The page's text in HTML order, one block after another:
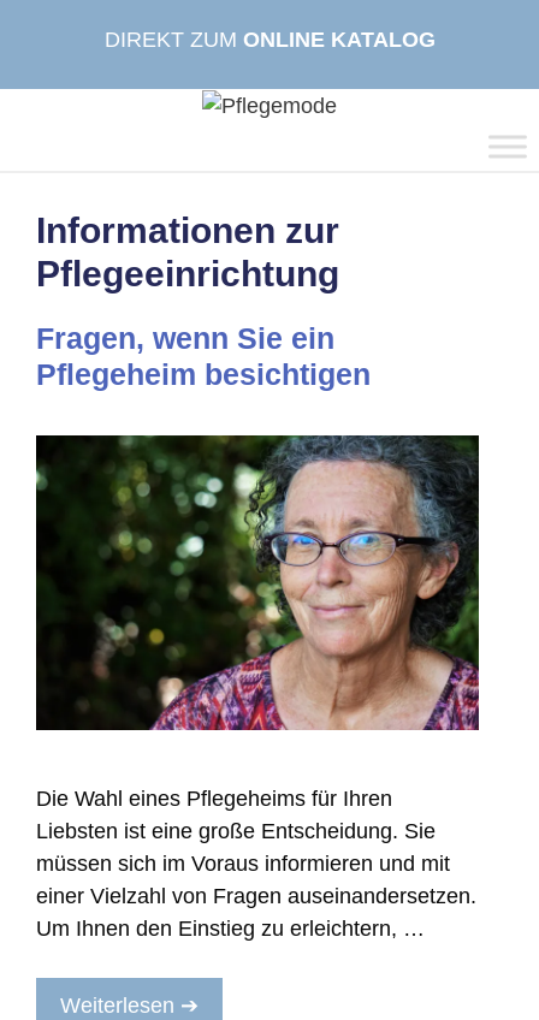
DIREKT ZUM ONLINE KATALOG
Informationen zur
Pflegeeinrichtung
Fragen, wenn Sie ein
Pflegeheim besichtigen
Die Wahl eines Pflegeheims für Ihren
Liebsten ist eine große Entscheidung. Sie
müssen sich im Voraus informieren und mit
einer Vielzahl von Fragen auseinandersetzen.
Um Ihnen den Einstieg zu erleichtern, …
Weiterlesen ➔